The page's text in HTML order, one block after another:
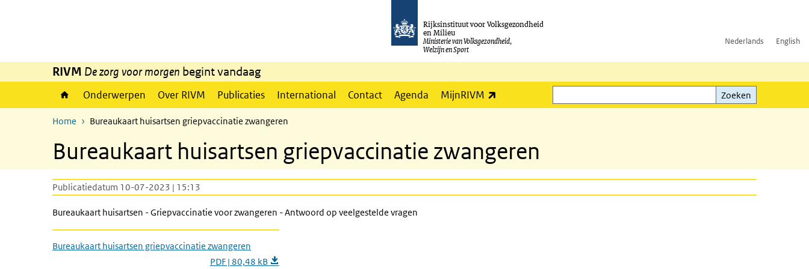
Rijksinstituut voor Volksgezondheid
en Milieu
Ministerie van Volksgezondheid,
Welzijn en Sport
Nederlands English
RIVM De zorg voor morgen begint vandaag
Onderwerpen Over RIVM Publicaties International Contact Agenda MijnRIVM
Zoeken
Zoeken
Home Bureaukaart huisartsen griepvaccinatie zwangeren
Bureaukaart huisartsen griepvaccinatie zwangeren
Publicatiedatum 10-07-2023 | 15:13
Bureaukaart huisartsen - Griepvaccinatie voor zwangeren - Antwoord op veelgestelde vragen
Bureaukaart huisartsen griepvaccinatie zwangeren
PDF | 80,48 kB